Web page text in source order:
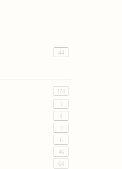
44
174
3
4
3
6
46
64